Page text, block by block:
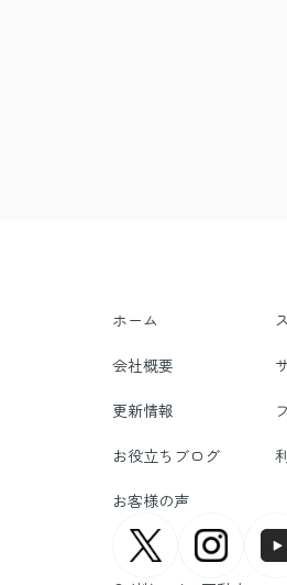
ホーム
会社概要
更新情報
お役立ちブログ
お客様の声